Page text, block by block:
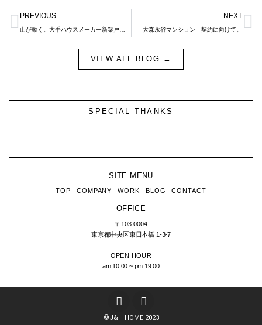
Prev
PREVIOUS NEXT
大森永谷マンション 契約に向けて。
VIEW ALL BLOG →
SPECIAL THANKS
SITE MENU
TOP COMPANY WORK BLOG CONTACT
OFFICE
〒103-0004
東京都中央区東日本橋 1-3-7
OPEN HOUR
am 10:00 ~ pm 19:00
T
w
i
I
n
s
©︎J&H HOME 2023